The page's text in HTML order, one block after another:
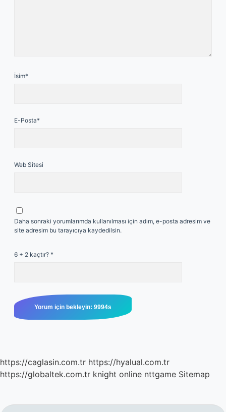
İsim*
E-Posta*
Web Sitesi
Daha sonraki yorumlarımda kullanılması için adım, e-posta adresim ve
site adresim bu tarayıcıya kaydedilsin.
6 + 2 kaçtır? *
https://caglasin.com.tr https://hyalual.com.tr
https://globaltek.com.tr knight online nttgame Sitemap